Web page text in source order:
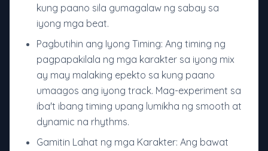
kung paano sila gumagalaw ng sabay sa
iyong mga beat.
Pagbutihin ang Iyong Timing: Ang timing ng
pagpapakilala ng mga karakter sa iyong mix
ay may malaking epekto sa kung paano
umaagos ang iyong track. Mag-experiment sa
iba't ibang timing upang lumikha ng smooth at
dynamic na rhythms.
Gamitin Lahat ng mga Karakter: Ang bawat